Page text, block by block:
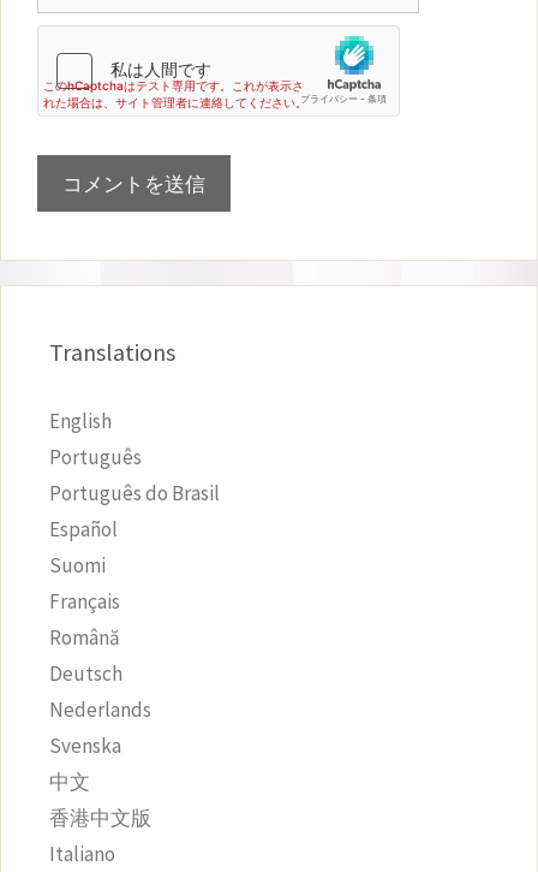
ト
Translations
English
Português
Português do Brasil
Español
Suomi
Français
Română
Deutsch
Nederlands
Svenska
中文
香港中文版
Italiano